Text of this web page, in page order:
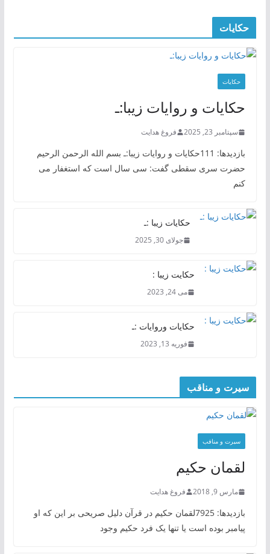
حکایات
حکایات
حکایات و روایات زیبا:ـ
سپتامبر 23, 2025 فروغ هدایت
بازدیدها: 111حکایات و روایات زیبا:ـ بسم الله الرحمن الرحیم
حضرت سری سقطی گفت: سی سال است که استغفار می
کنم
حکایات زیبا :ـ
جولای 30, 2025
حکایت زیبا :
می 24, 2023
حکایات وروایات :ـ
فوریه 13, 2023
سیرت و مناقب
سیرت و منافب
لقمان حکیم
مارس 9, 2018 فروغ هدایت
بازدیدها: 7925لقمان حکیم در قرآن دلیل صریحی بر این که او
پیامبر بوده است یا تنها یک فرد حکیم وجود